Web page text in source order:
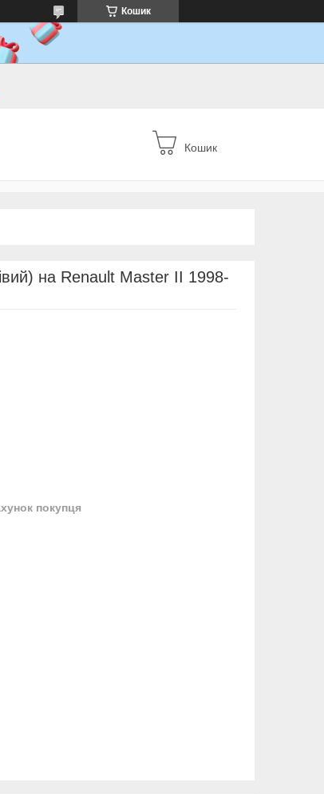
Кошик
Кошик
на Renault Master II 1998-
покупця